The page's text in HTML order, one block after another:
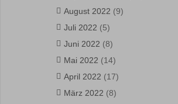
August 2022 (9)
Juli 2022 (5)
Juni 2022 (8)
Mai 2022 (14)
April 2022 (17)
März 2022 (8)